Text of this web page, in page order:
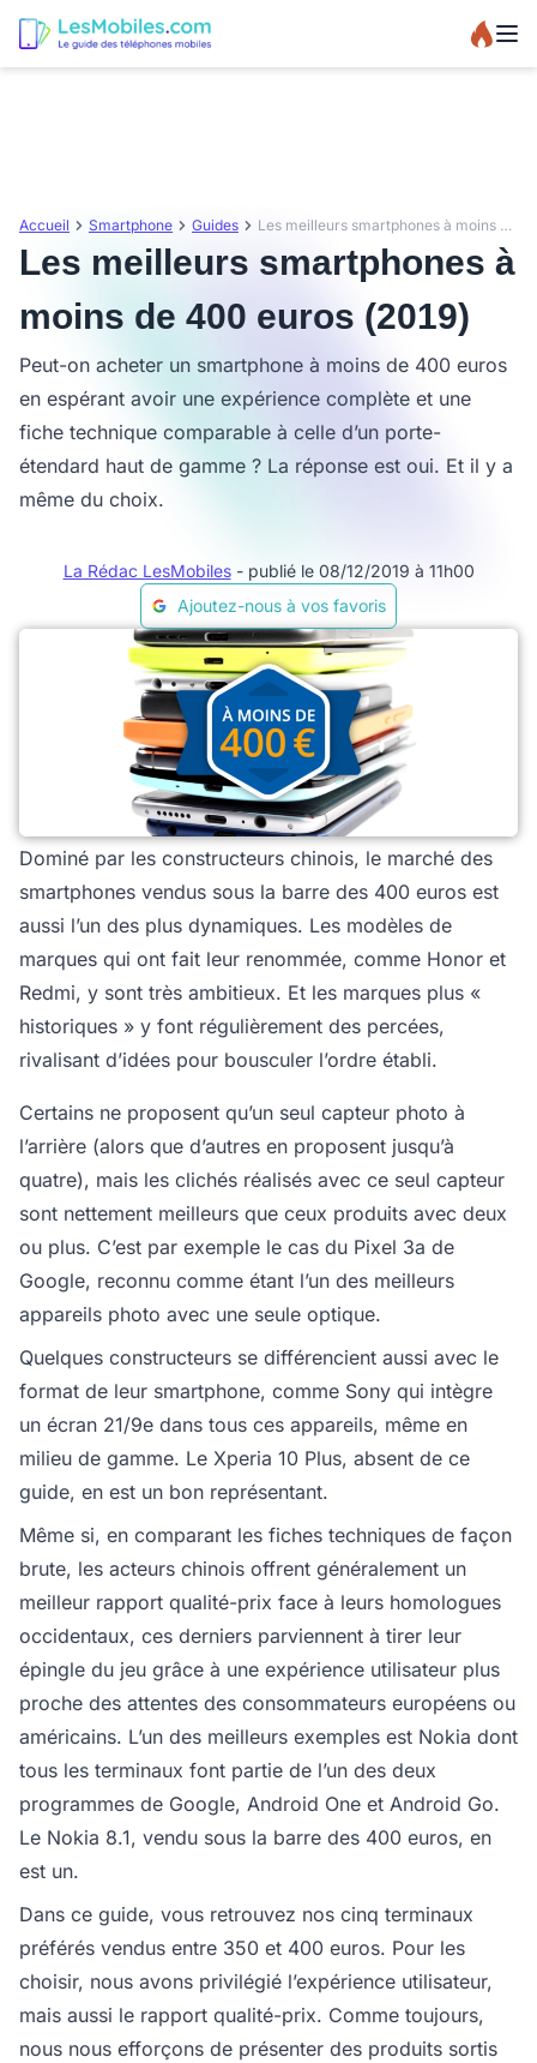
Accueil Smartphone Guides Les meilleurs smartphones à moins de 400 euros (2019)
Les meilleurs smartphones à
moins de 400 euros (2019)
Peut-on acheter un smartphone à moins de 400 euros
en espérant avoir une expérience complète et une
fiche technique comparable à celle d’un porte-
étendard haut de gamme ? La réponse est oui. Et il y a
même du choix.
La Rédac LesMobiles - publié le 08/12/2019 à 11h00
Ajoutez-nous à vos favoris
Dominé par les constructeurs chinois, le marché des
smartphones vendus sous la barre des 400 euros est
aussi l’un des plus dynamiques. Les modèles de
marques qui ont fait leur renommée, comme Honor et
Redmi, y sont très ambitieux. Et les marques plus «
historiques » y font régulièrement des percées,
rivalisant d’idées pour bousculer l’ordre établi.
Certains ne proposent qu’un seul capteur photo à
l’arrière (alors que d’autres en proposent jusqu’à
quatre), mais les clichés réalisés avec ce seul capteur
sont nettement meilleurs que ceux produits avec deux
ou plus. C’est par exemple le cas du Pixel 3a de
Google, reconnu comme étant l’un des meilleurs
appareils photo avec une seule optique.
Quelques constructeurs se différencient aussi avec le
format de leur smartphone, comme Sony qui intègre
un écran 21/9e dans tous ces appareils, même en
milieu de gamme. Le Xperia 10 Plus, absent de ce
guide, en est un bon représentant.
Même si, en comparant les fiches techniques de façon
brute, les acteurs chinois offrent généralement un
meilleur rapport qualité-prix face à leurs homologues
occidentaux, ces derniers parviennent à tirer leur
épingle du jeu grâce à une expérience utilisateur plus
proche des attentes des consommateurs européens ou
américains. L’un des meilleurs exemples est Nokia dont
tous les terminaux font partie de l’un des deux
programmes de Google, Android One et Android Go.
Le Nokia 8.1, vendu sous la barre des 400 euros, en
est un.
Dans ce guide, vous retrouvez nos cinq terminaux
préférés vendus entre 350 et 400 euros. Pour les
choisir, nous avons privilégié l’expérience utilisateur,
mais aussi le rapport qualité-prix. Comme toujours,
nous nous efforçons de présenter des produits sortis